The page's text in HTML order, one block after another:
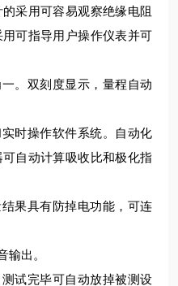
采用可容易观察绝缘电阻
可指导用户操作仪表并可
。双刻度显示，量程自动
时操作软件系统。自动化
自动计算吸收比和极化指
果具有防掉电功能，可连
输出。
试完毕可自动放掉被测设